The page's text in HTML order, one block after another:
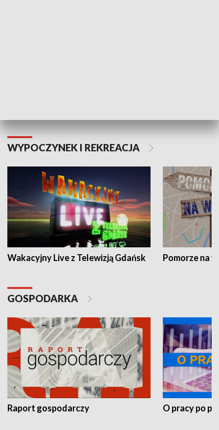
WYPOCZYNEK I REKREACJA
Wakacyjny Live z Telewizją Gdańsk Pomorze na
GOSPODARKA
Raport gospodarczy O pracy po